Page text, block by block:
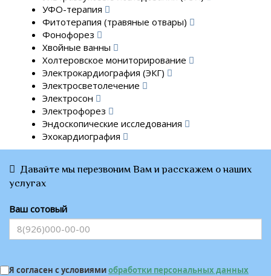
УФО-терапия
Фитотерапия (травяные отвары)
Фонофорез
Хвойные ванны
Холтеровское мониторирование
Электрокардиография (ЭКГ)
Электросветолечение
Электросон
Электрофорез
Эндоскопические исследования
Эхокардиография
Давайте мы перезвоним Вам и расскажем о наших
услугах
Ваш сотовый
Я согласен с условиямиобработки персональных данных